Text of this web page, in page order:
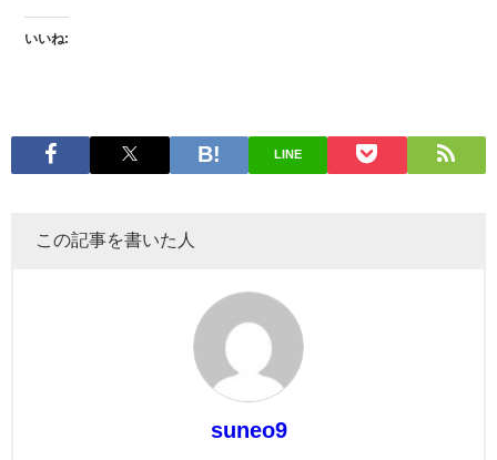
いいね:
LINE
この記事を書いた人
suneo9